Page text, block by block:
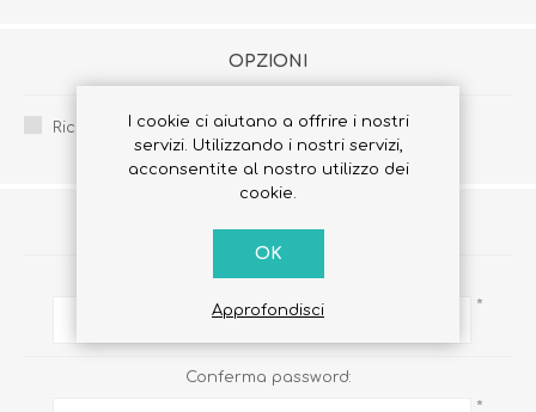
OPZIONI
Ricevi la newsletter:
Password:
*
Conferma password:
*
I cookie ci aiutano a offrire i nostri
servizi. Utilizzando i nostri servizi,
acconsentite al nostro utilizzo dei
cookie.
OK
Approfondisci